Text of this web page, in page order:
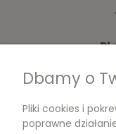
Dbamy o
Pliki cookies i
poprawne